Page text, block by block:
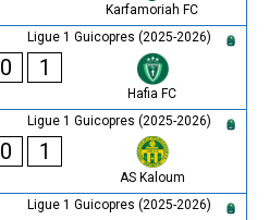
Karfamoriah FC
Ligue 1 Guicopres (2025-2026)
0 1
Hafia FC
Ligue 1 Guicopres (2025-2026)
0 1
AS Kaloum
Ligue 1 Guicopres (2025-2026)